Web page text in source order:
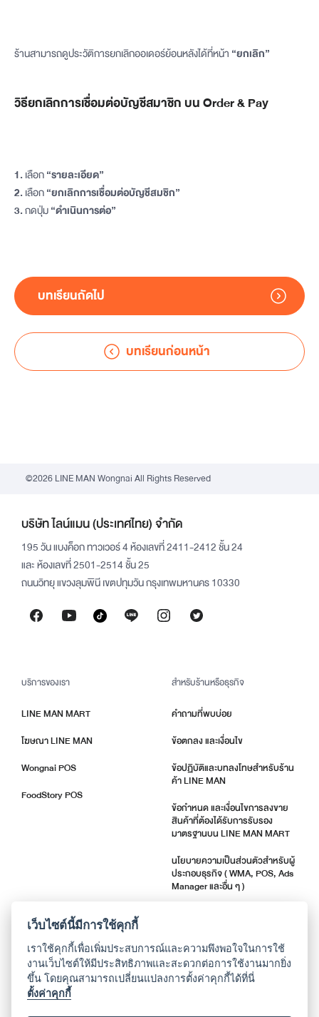
ร้านสามารถดูประวัติการยกเลิกออเดอร์ย้อนหลังได้ที่หน้า “ยกเลิก”
วิธียกเลิกการเชื่อมต่อบัญชีสมาชิก บน Order & Pay
1. เลือก“รายละเอียด”
2. เลือก“ยกเลิกการเชื่อมต่อบัญชีสมชิก”
3.กดปุ่ม“ดำเนินการต่อ”
บทเรียนก่อนหน้า
บทเรียนถัดไป
©2026 LINE MAN Wongnai All Rights Reserved
บริษัท ไลน์แมน (ประเทศไทย) จำกัด
195 วัน แบงค็อก ทาวเวอร์ 4 ห้องเลขที่ 2411-2412 ชั้น 24
และ ห้องเลขที่ 2501-2514 ชั้น 25
ถนนวิทยุ แขวงลุมพินี เขตปทุมวัน กรุงเทพมหานคร 10330
บริการของเรา
LINE MAN MART
โฆษณา LINE MAN
Wongnai POS
FoodStory POS
สำหรับร้านหรือธุรกิจ
คำถามที่พบบ่อย
ข้อตกลง และเงื่อนไข
ข้อปฏิบัติและบทลงโทษสำหรับร้าน
ค้า LINE MAN
ข้อกำหนด และเงื่อนไขการลงขาย
สินค้าที่ต้องได้รับการรับรอง
มาตรฐานบน LINE MAN MART
นโยบายความเป็นส่วนตัวสำหรับผู้
ประกอบธุรกิจ ( WMA, POS, Ads
Manager และอื่น ๆ )
แจ้งอัปเดตแอปพลิเคชัน
เกี่ยวกับเรา
เว็บไซต์นี้มีการใช้คุกกี้
เราใช้คุกกี้เพื่อเพิ่มประสบการณ์และความพึงพอใจในการใช้
งานเว็บไซต์ให้มีประสิทธิภาพและสะดวกต่อการใช้งานมากยิ่ง
ขึ้น โดยคุณสามารถเปลี่ยนแปลงการตั้งค่าคุกกี้ได้ที่นี่
ตั้งค่าคุกกี้